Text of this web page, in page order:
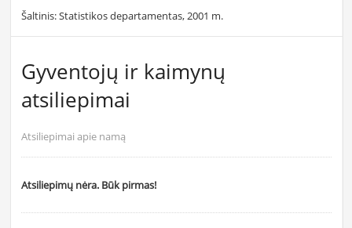
Šaltinis: Statistikos departamentas, 2001 m.
Gyventojų ir kaimynų
atsiliepimai
Atsiliepimai apie namą
Atsiliepimų nėra. Būk pirmas!